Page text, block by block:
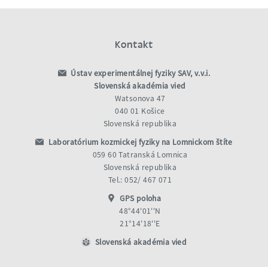
Kontakt
Ústav experimentálnej fyziky SAV, v.v.i.
Slovenská akadémia vied
Watsonova 47
040 01 Košice
Slovenská republika
Laboratórium kozmickej fyziky na Lomnickom štíte
059 60 Tatranská Lomnica
Slovenská republika
Tel.: 052/ 467 071
GPS poloha
48°44'01''N
21°14'18''E
Slovenská akadémia vied